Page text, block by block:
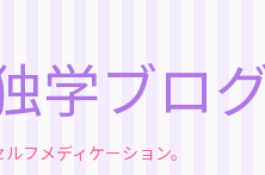
学ブロ
フメディケーション。